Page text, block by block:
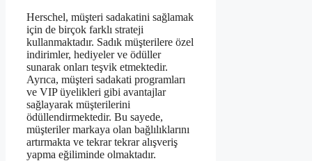
Herschel, müşteri sadakatini sağlamak
için de birçok farklı strateji
kullanmaktadır. Sadık müşterilere özel
indirimler, hediyeler ve ödüller
sunarak onları teşvik etmektedir.
Ayrıca, müşteri sadakati programları
ve VIP üyelikleri gibi avantajlar
sağlayarak müşterilerini
ödüllendirmektedir. Bu sayede,
müşteriler markaya olan bağlılıklarını
artırmakta ve tekrar tekrar alışveriş
yapma eğiliminde olmaktadır.